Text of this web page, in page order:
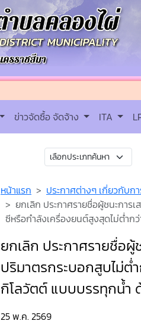
ข่าวจัดซื้อ จัดจ้าง ITA
หน้าแรก
ประกาศต่างๆ เกี่ยวกับ
ยกเลิก ประกาศรายชื่อผู้ชนะกา
ซีหรือกำลังเครื่องยนต์สูงสุดไม่ต่ำก
ยกเลิก ประกาศรายชื่อ
ปริมาตรกระบอกสูบไม่ต่
กิโลวัตต์ แบบบรรทุกน้ำ
25 พ.ค. 2569